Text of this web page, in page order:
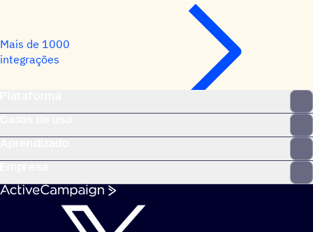
Mais de 1000
integrações